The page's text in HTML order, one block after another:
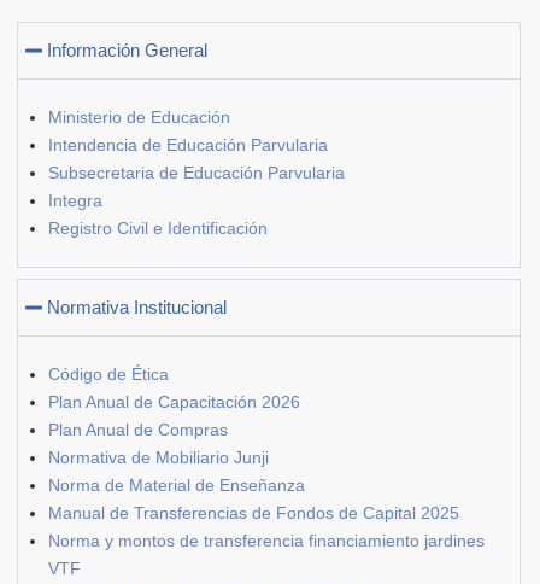
Información General
Ministerio de Educación
Intendencia de Educación Parvularia
Subsecretaria de Educación Parvularia
Integra
Registro Civil e Identificación
Normativa Institucional
Código de Ética
Plan Anual de Capacitación 2026
Plan Anual de Compras
Normativa de Mobiliario Junji
Norma de Material de Enseñanza
Manual de Transferencias de Fondos de Capital 2025
Norma y montos de transferencia financiamiento jardines
VTF